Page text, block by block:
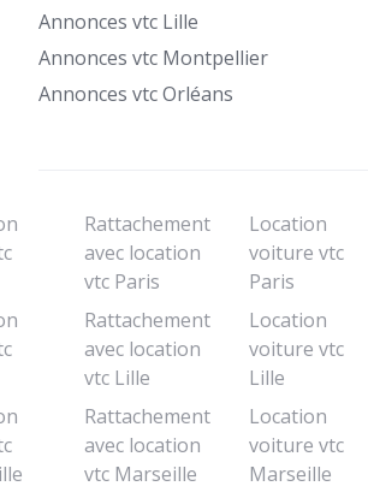
Annonces vtc Lille
Annonces vtc Montpellier
Annonces vtc Orléans
Rattachement
avec location
vtc Paris
Rattachement
avec location
vtc Lille
Rattachement
avec location
vtc Marseille
Location
voiture vtc
Paris
Location
voiture vtc
Lille
Location
voiture vtc
Marseille